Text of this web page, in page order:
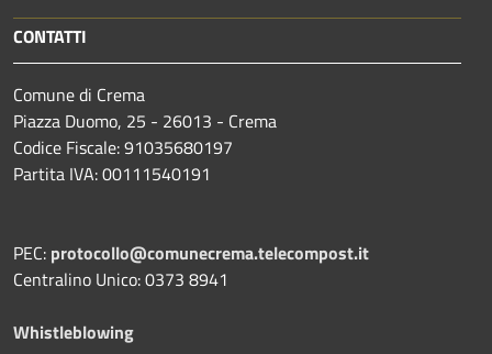
CONTATTI
Comune di Crema
Piazza Duomo, 25 - 26013 - Crema
Codice Fiscale: 91035680197
Partita IVA: 00111540191
PEC: protocollo@comunecrema.telecompost.it
Centralino Unico: 0373 8941
Whistleblowing